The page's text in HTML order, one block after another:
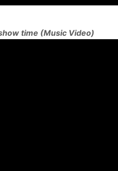
time (Music Video)